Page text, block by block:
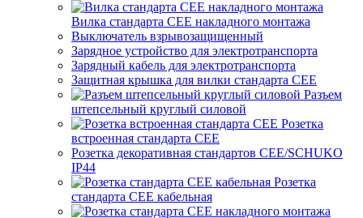
Вилка стандарта CEE накладного монтажа
Выключатель взрывозащищенный
Зарядное устройство для электротранспорта
Зарядный кабель для электротранспорта
Защитная крышка для вилки стандарта CEE
Разъем
штепсельный круглый силовой
Розетка
встроенная стандарта CEE
Розетка декоративная стандартов CEE/SCHUKO
IP44
Розетка
стандарта СЕЕ кабельная